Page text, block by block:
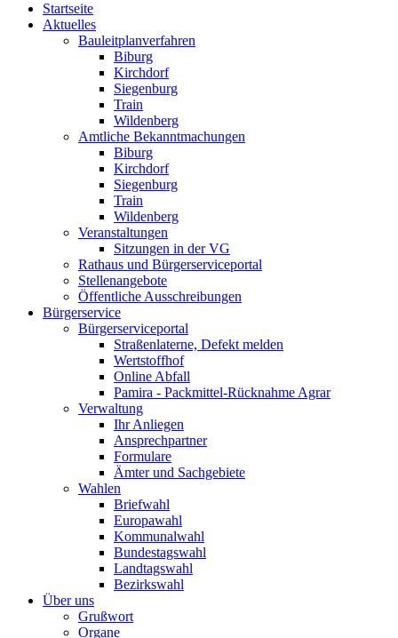
Startseite
Aktuelles
Bauleitplanverfahren
Biburg
Kirchdorf
Siegenburg
Train
Wildenberg
Amtliche Bekanntmachungen
Biburg
Kirchdorf
Siegenburg
Train
Wildenberg
Veranstaltungen
Sitzungen in der VG
Rathaus und Bürgerserviceportal
Stellenangebote
Öffentliche Ausschreibungen
Bürgerservice
Bürgerserviceportal
Straßenlaterne, Defekt melden
Wertstoffhof
Online Abfall
Pamira - Packmittel-Rücknahme Agrar
Verwaltung
Ihr Anliegen
Ansprechpartner
Formulare
Ämter und Sachgebiete
Wahlen
Briefwahl
Europawahl
Kommunalwahl
Bundestagswahl
Landtagswahl
Bezirkswahl
Über uns
Grußwort
Organe